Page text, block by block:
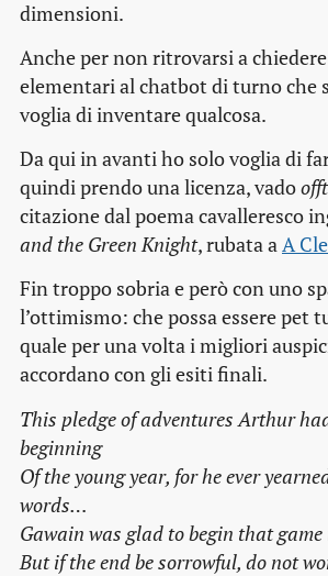
dimensioni.
Anche per non ritrovarsi a
elementari al chatbot di turno che
voglia di inventare qualcosa.
Da qui in avanti ho solo voglia di
quindi prendo una licenza, vado
citazione dal poema cavalleresco
and the Green Knight, rubata aA
Fin troppo sobria e però con uno
l’ottimismo: che possa essere pet
quale per una volta i migliori
accordano con gli esiti finali.
This pledge of adventures Arthur
beginning
Of the young year, for he ever
words…
Gawain was glad to begin that
But if the end be sorrowful, do not